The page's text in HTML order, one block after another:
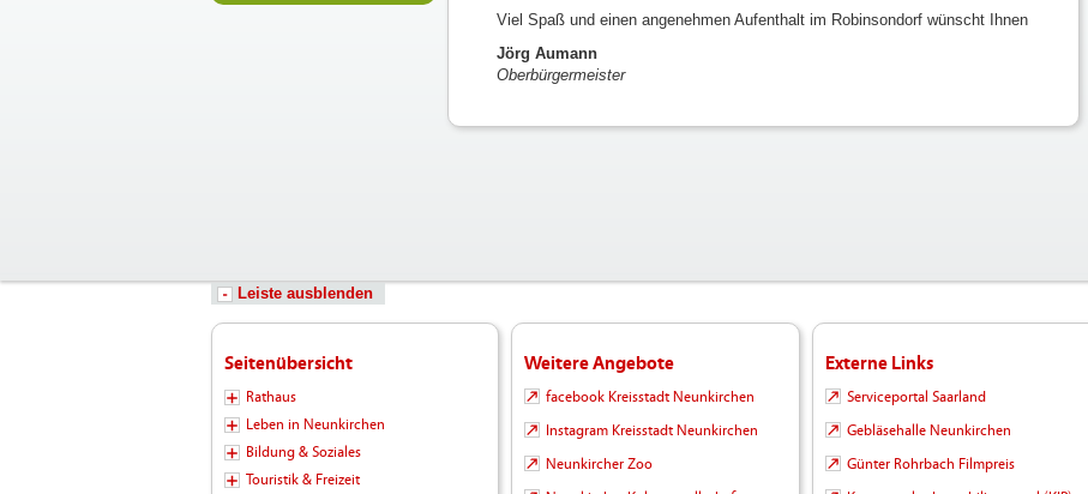
Viel Spaß und einen angenehmen Aufenthalt im Robinsondorf wünscht Ihnen
Jörg Aumann
Oberbürgermeister
Leiste ausblenden
Seitenübersicht
Rathaus
Leben in Neunkirchen
Bildung & Soziales
Touristik & Freizeit
Weitere Angebote
facebook Kreisstadt Neunkirchen
Instagram Kreisstadt Neunkirchen
Neunkircher Zoo
Externe Links
Serviceportal Saarland
Gebläsehalle Neunkirchen
Günter Rohrbach Filmpreis